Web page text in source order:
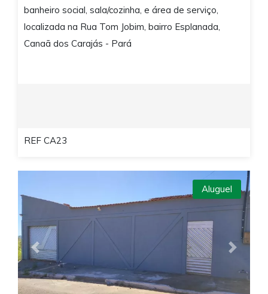
banheiro social, sala/cozinha, e área de serviço,
localizada na Rua Tom Jobim, bairro Esplanada,
Canaã dos Carajás - Pará
REF CA23
Previous Next
Aluguel